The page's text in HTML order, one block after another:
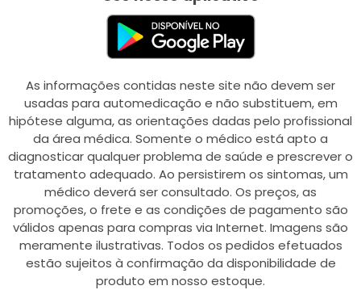
As informações contidas neste site não devem ser
usadas para automedicação e não substituem, em
hipótese alguma, as orientações dadas pelo profissional
da área médica. Somente o médico está apto a
diagnosticar qualquer problema de saúde e prescrever o
tratamento adequado. Ao persistirem os sintomas, um
médico deverá ser consultado. Os preços, as
promoções, o frete e as condições de pagamento são
válidos apenas para compras via Internet. Imagens são
meramente ilustrativas. Todos os pedidos efetuados
estão sujeitos à confirmação da disponibilidade de
produto em nosso estoque.